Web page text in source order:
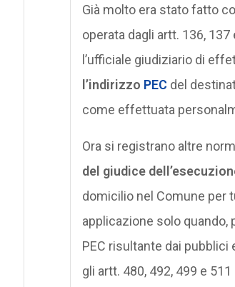
Già molto era stato fatto
operata dagli artt. 136,
l’ufficiale giudiziario di
l’indirizzo PEC del
come effettuata
Ora si registrano altre
del giudice
domicilio nel Comune per
applicazione solo quando,
PEC risultante dai pubblici
gli artt. 480, 492, 499 e